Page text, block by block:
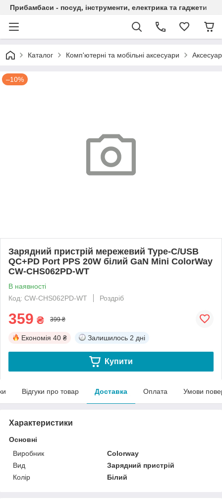
Прибамбаси - посуд, інструменти, електрика та гаджети
Каталог Комп'ютерні та мобільні аксесуари
–10%
Зарядний пристрій мережевий Type-C/USB
QC+PD Port PPS 20W білий GaN Mini ColorWay
CW-CHS062PD-WT
В наявності
Код: CW-CHS062PD-WT
Роздріб
359 ₴ 399 ₴
Економія 40 ₴ Залишилось 2 дні
Купити
Відгуки про товар Доставка Оплата Умови
Характеристики
Основні
Виробник
Colorway
Вид
Зарядний пристрій
Колір
Білий